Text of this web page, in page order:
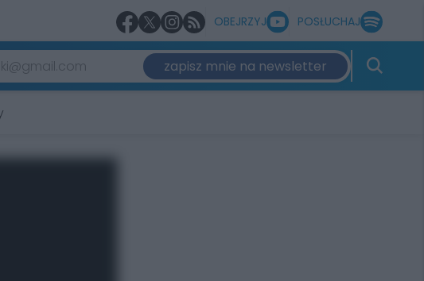
OBEJRZYJ POSŁUCHAJ
zapisz mnie na newsletter